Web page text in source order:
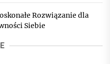
Rozwiązanie dla
Siebie